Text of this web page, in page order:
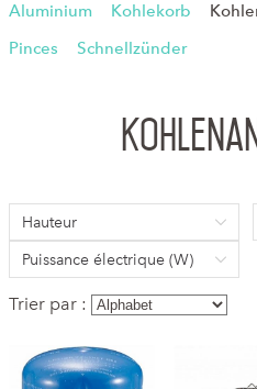
Aluminium Kohlekorb
Pinces
Schnellzünder
Hauteur
Puissance électrique (W)
Trier par :